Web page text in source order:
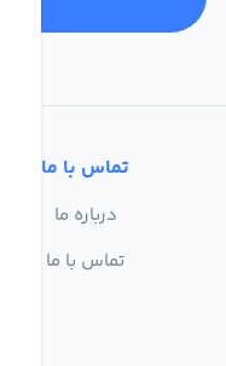
تماس با ما
درباره ما
تماس با ما